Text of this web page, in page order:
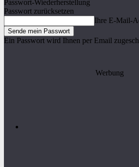
Passwort-Wiederherstellung
Passwort zurücksetzen
Ihre E-Mail-
Ein Passwort wird Ihnen per Email
Werbung